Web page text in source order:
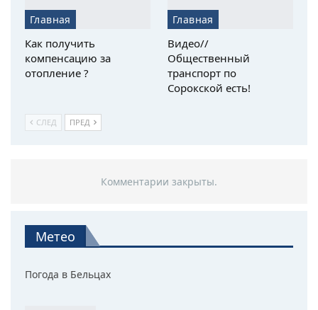
Главная
Как получить
компенсацию за
отопление ?
Главная
Видео//
Общественный
транспорт по
Сорокской есть!
СЛЕД ПРЕД
Комментарии закрыты.
Метео
Погода в Бельцах